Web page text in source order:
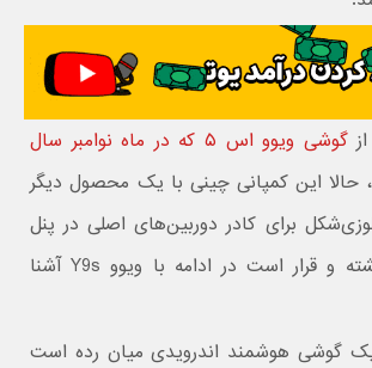
از
گوشی ویوو اس ۵ که در ماه نوامبر سال
، حالا این کمپانی چینی با یک محصول دیگر
برای کادر دوربین‌های اصلی در پنل
پشتی است، بازگشته و قرار است در ادامه با ویوو Y9s آشنا
۹ اس یک گوشی هوشمند اندرویدی میان رده است